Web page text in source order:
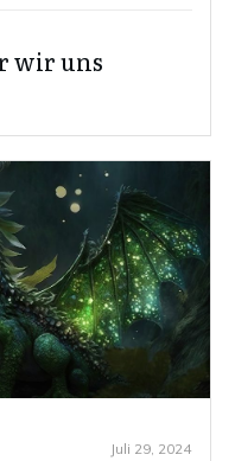
wir uns
Juli 29, 2024